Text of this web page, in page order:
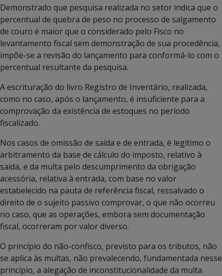
Demonstrado que pesquisa realizada no setor indica que o
percentual de quebra de peso no processo de salgamento
de couro é maior que o considerado pelo Fisco no
levantamento fiscal sem demonstração de sua procedência,
impõe-se a revisão do lançamento para conformá-lo com o
percentual resultante da pesquisa.
A escrituração do livro Registro de Inventário, realizada,
como no caso, após o lançamento, é insuficiente para a
comprovação da existência de estoques no período
fiscalizado.
Nos casos de omissão de saída e de entrada, é legítimo o
arbitramento da base de cálculo do imposto, relativo à
saída, e da multa pelo descumprimento da obrigação
acessória, relativa à entrada, com base no valor
estabelecido na pauta de referência fiscal, ressalvado o
direito de o sujeito passivo comprovar, o que não ocorreu
no caso, que as operações, embora sem documentação
fiscal, ocorreram por valor diverso.
O princípio do não-confisco, previsto para os tributos, não
se aplica às multas, não prevalecendo, fundamentada nesse
princípio, a alegação de inconstitucionalidade da multa